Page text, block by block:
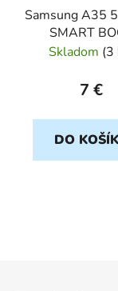
Samsung A35
SMART
Skladom (3
7 €
DO